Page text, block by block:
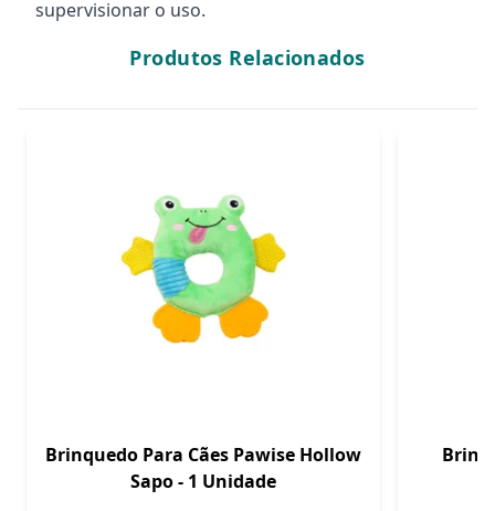
supervisionar o uso.
Produtos Relacionados
Brinquedo Para Cães Pawise Hollow
Sapo - 1 Unidade